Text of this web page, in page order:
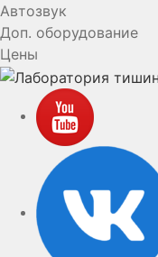
Автозвук
Доп. оборудование
Цены